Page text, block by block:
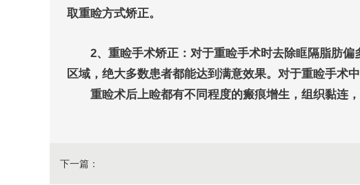
取重睑方式矫正。
2、重睑手术矫正：对于重睑手术时去除眶隔脂肪偏
区域，绝大多数患者都能达到满意效果。对于重睑手术
重睑术后上睑都有不同程度的瘢痕增生，组织黏连，
下一篇：